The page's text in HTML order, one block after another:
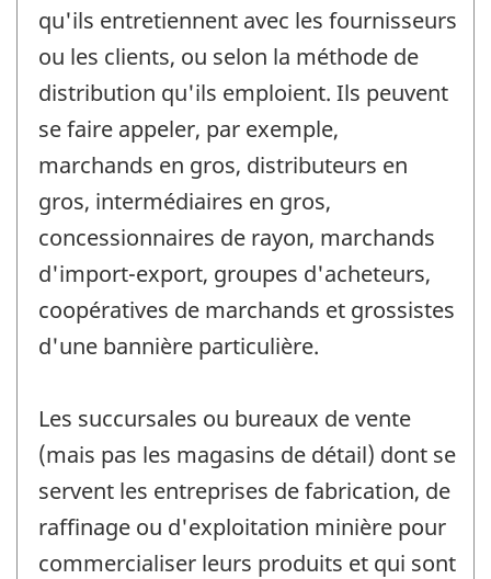
qu'ils entretiennent avec les fournisseurs
ou les clients, ou selon la méthode de
distribution qu'ils emploient. Ils peuvent
se faire appeler, par exemple,
marchands en gros, distributeurs en
gros, intermédiaires en gros,
concessionnaires de rayon, marchands
d'import-export, groupes d'acheteurs,
coopératives de marchands et grossistes
d'une bannière particulière.
Les succursales ou bureaux de vente
(mais pas les magasins de détail) dont se
servent les entreprises de fabrication, de
raffinage ou d'exploitation minière pour
commercialiser leurs produits et qui sont